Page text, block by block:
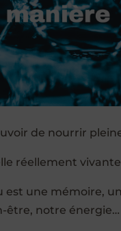
de nourrir
réellement
est une mémoire,
notre